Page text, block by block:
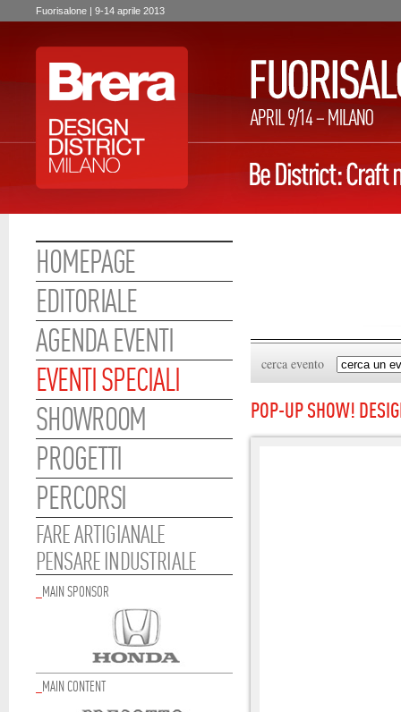
Fuorisalone | 9-14 aprile 2013
HOMEPAGE
EDITORIALE
AGENDA EVENTI
EVENTI SPECIALI
SHOWROOM
PROGETTI
PERCORSI
FARE ARTIGIANALE
PENSARE INDUSTRIALE
MAIN SPONSOR
MAIN CONTENT
cerca evento
POP-UP SHOW!